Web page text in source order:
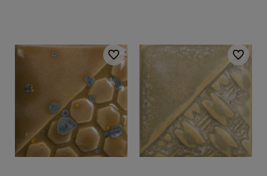
Do ulubionych Do